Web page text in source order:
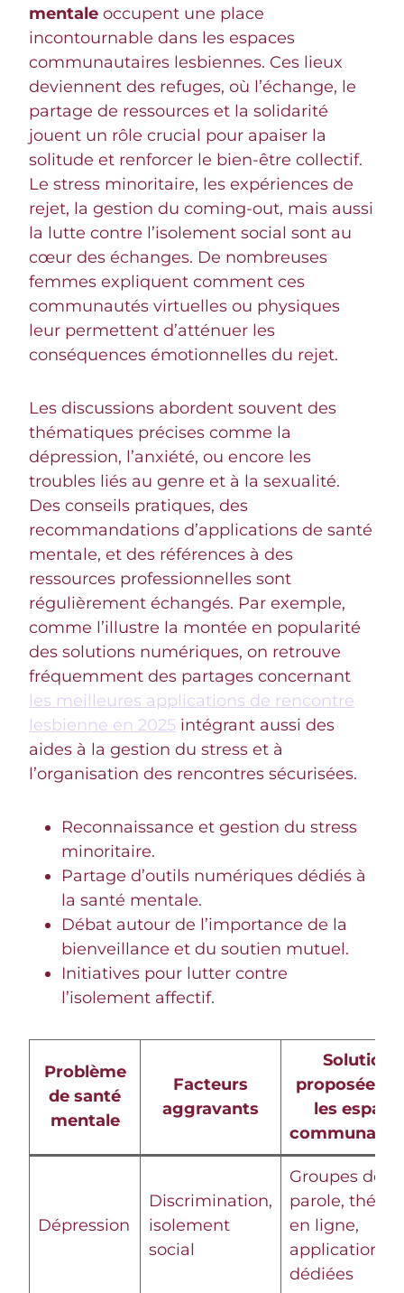
mentale occupent une place
incontournable dans les espaces
communautaires lesbiennes. Ces lieux
deviennent des refuges, où l’échange, le
partage de ressources et la solidarité
jouent un rôle crucial pour apaiser la
solitude et renforcer le bien-être collectif.
Le stress minoritaire, les expériences de
rejet, la gestion du coming-out, mais aussi
la lutte contre l’isolement social sont au
cœur des échanges. De nombreuses
femmes expliquent comment ces
communautés virtuelles ou physiques
leur permettent d’atténuer les
conséquences émotionnelles du rejet.
Les discussions abordent souvent des
thématiques précises comme la
dépression, l’anxiété, ou encore les
troubles liés au genre et à la sexualité.
Des conseils pratiques, des
recommandations d’applications de santé
mentale, et des références à des
ressources professionnelles sont
régulièrement échangés. Par exemple,
comme l’illustre la montée en popularité
des solutions numériques, on retrouve
fréquemment des partages concernant
les meilleures applications de rencontre
lesbienne en 2025 intégrant aussi des
aides à la gestion du stress et à
l’organisation des rencontres sécurisées.
Reconnaissance et gestion du stress
minoritaire.
Partage d’outils numériques dédiés à
la santé mentale.
Débat autour de l’importance de la
bienveillance et du soutien mutuel.
Initiatives pour lutter contre
l’isolement affectif.
Problème
de santé
mentale
Facteurs
aggravants
Solutions
proposées
les
Dépression
Discrimination,
isolement
social
Groupes de
parole,
en ligne,
applications
dédiées